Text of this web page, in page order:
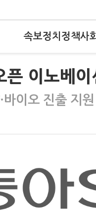
속보정치 정책사회
이노베이
이오 진출 지원